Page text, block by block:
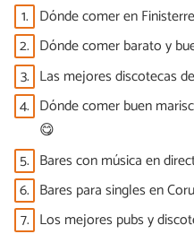
1. Dónde comer en
2. Dónde comer barato y
3. Las mejores discotecas
4. Dónde comer buen
😋
5. Bares con música en
6. Bares para singles en
7. Los mejores pubs y